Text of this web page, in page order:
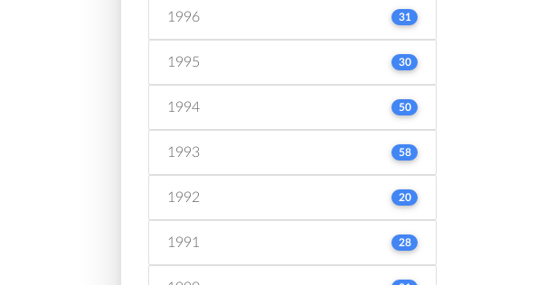
1996 31
1995 30
1994 50
1993 58
1992 20
1991 28